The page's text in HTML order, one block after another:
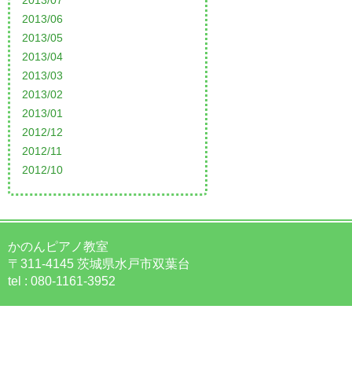
2013/06
2013/05
2013/04
2013/03
2013/02
2013/01
2012/12
2012/11
2012/10
かのんピアノ教室
〒311-4145 茨城県水戸市双葉台
tel : 080-1161-3952